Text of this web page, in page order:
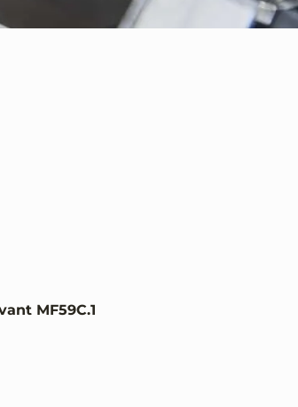
MF59C.1